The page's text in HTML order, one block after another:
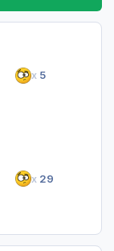
x 5
x 29